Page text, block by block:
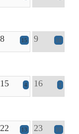
8 15 9 16
15 4 16 2
22 13 23 10